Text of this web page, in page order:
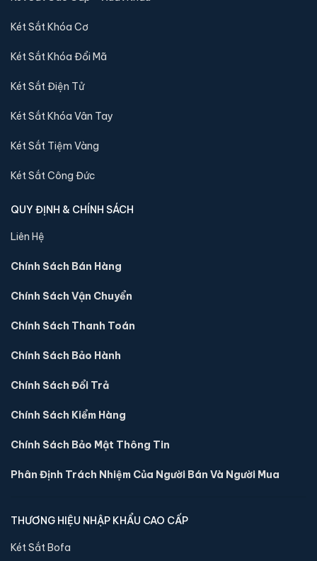
tới quý khách
Sản phẩm cùng dòng Két sắt Liberty
Khám phá thêm các mẫu thuộc dòng
so sánh kích thước, công nghệ khoá và mức giá trước khi đặt
hàng.
Két sắt mini Liberty LB30S-G vân tay điện tử màu
📐 Kích thước:30 x 39 x 32 cm
⚖️ Trọng lượng:16 kg
🛡️ Bảo hành:24 tháng
4,290,000 đ
Két Sắt Khóa Cơ
Két Sắt Khóa Đổi Mã
Két Sắt Điện Tử
Két Sắt Khóa Vân Tay
Két Sắt Tiệm Vàng
Két Sắt Công Đức
QUY ĐỊNH & CHÍNH SÁCH
Liên Hệ
Chính Sách Bán Hàng
Chính Sách Vận Chuyển
Chính Sách Thanh Toán
Chính Sách Bảo Hành
Chính Sách Đổi Trả
Chính Sách Kiểm Hàng
Chính Sách Bảo Mật Thông Tin
Phân Định Trách Nhiệm Của Người Bán Và Người Mua
THƯƠNG HIỆU NHẬP KHẨU CAO CẤP
Két Sắt Bofa